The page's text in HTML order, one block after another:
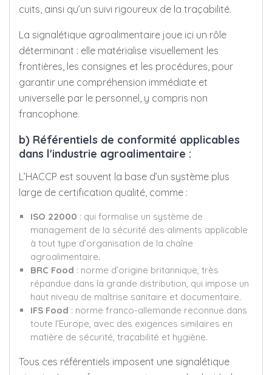
cuits, ainsi qu’un suivi rigoureux de la traçabilité.
La signalétique agroalimentaire joue ici un rôle
déterminant : elle matérialise visuellement les
frontières, les consignes et les procédures, pour
garantir une compréhension immédiate et
universelle par le personnel, y compris non
francophone.
b) Référentiels de conformité applicables
dans l'industrie agroalimentaire :
L’HACCP est souvent la base d’un système plus
large de certification qualité, comme :
ISO 22000 : qui formalise un système de
management de la sécurité des aliments applicable
à tout type d’organisation de la chaîne
agroalimentaire.
BRC Food : norme d’origine britannique, très
répandue dans la grande distribution, qui impose un
haut niveau de maîtrise sanitaire et documentaire.
IFS Food : norme franco-allemande reconnue dans
toute l’Europe, avec des exigences similaires en
matière de sécurité, traçabilité et hygiène.
Tous ces référentiels imposent une signalétique